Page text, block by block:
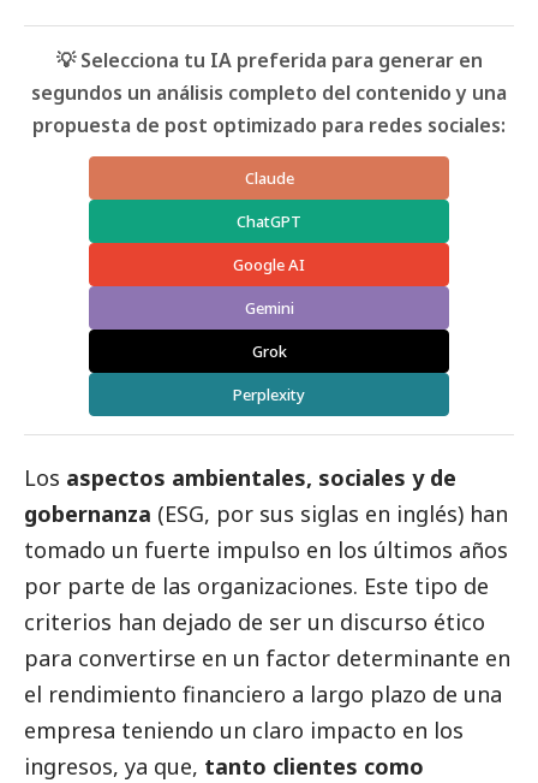
💡 Selecciona tu IA preferida para generar en
segundos un análisis completo del contenido y una
propuesta de post optimizado para redes sociales:
Claude
ChatGPT
Google AI
Gemini
Grok
Perplexity
Los aspectos ambientales, sociales y de
gobernanza (ESG, por sus siglas en inglés) han
tomado un fuerte impulso en los últimos años
por parte de las organizaciones. Este tipo de
criterios han dejado de ser un discurso ético
para convertirse en un factor determinante en
el rendimiento financiero a largo plazo de una
empresa teniendo un claro impacto en los
ingresos, ya que, tanto clientes como